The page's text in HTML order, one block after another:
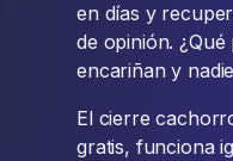
en días y
de opinión. ¿Qué
encariñan y
El cierre
gratis, funciona